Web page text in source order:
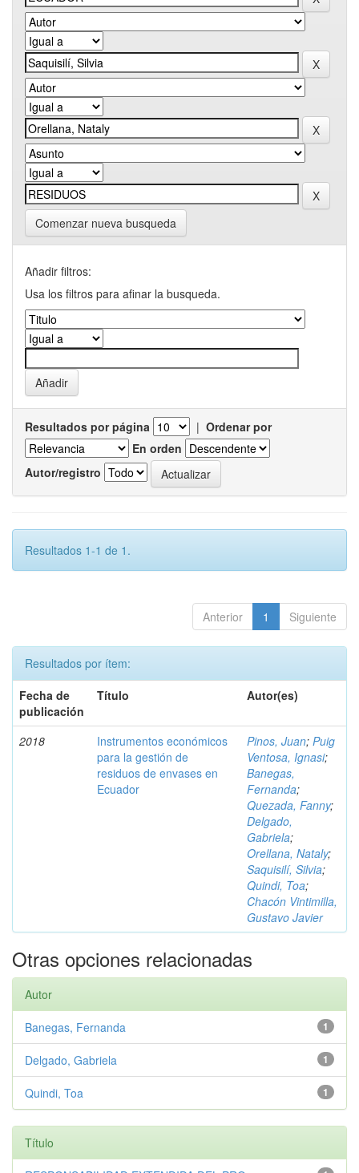
Comenzar nueva busqueda
Añadir filtros:
Usa los filtros para afinar la busqueda.
Resultados por página | Ordenar por
En orden
Autor/registro
Resultados 1-1 de 1.
Anterior 1 Siguiente
Resultados por ítem:
Fecha de
publicación
Título Autor(es)
2018
Instrumentos económicos
para la gestión de
residuos de envases en
Ecuador
Pinos, Juan; Puig
Ventosa, Ignasi;
Banegas,
Fernanda;
Quezada, Fanny;
Delgado,
Gabriela;
Orellana, Nataly;
Saquisilí, Silvia;
Quindi, Toa;
Chacón Vintimilla,
Gustavo Javier
Otras opciones relacionadas
Autor
1
Banegas, Fernanda
1
Delgado, Gabriela
1
Quindi, Toa
Título